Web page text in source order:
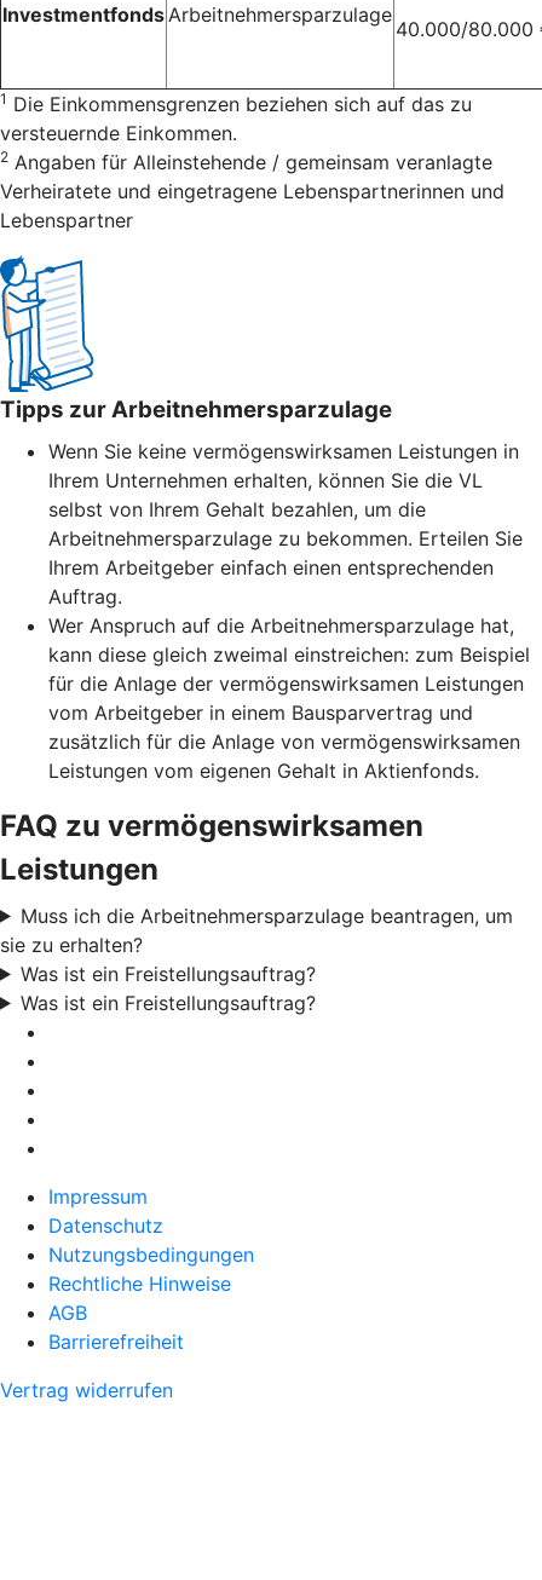
Investmentfonds Arbeitnehmersparzulage
40.000/80.000
1 Die Einkommensgrenzen beziehen sich auf das zu
versteuernde Einkommen.
2 Angaben für Alleinstehende / gemeinsam veranlagte
Verheiratete und eingetragene Lebenspartnerinnen und
Lebenspartner
Tipps zur Arbeitnehmersparzulage
Wenn Sie keine vermögenswirksamen Leistungen in
Ihrem Unternehmen erhalten, können Sie die VL
selbst von Ihrem Gehalt bezahlen, um die
Arbeitnehmersparzulage zu bekommen. Erteilen Sie
Ihrem Arbeitgeber einfach einen entsprechenden
Auftrag.
Wer Anspruch auf die Arbeitnehmersparzulage hat,
kann diese gleich zweimal einstreichen: zum Beispiel
für die Anlage der vermögenswirksamen Leistungen
vom Arbeitgeber in einem Bausparvertrag und
zusätzlich für die Anlage von vermögenswirksamen
Leistungen vom eigenen Gehalt in Aktienfonds.
FAQ zu vermögenswirksamen
Leistungen
Muss ich die Arbeitnehmersparzulage beantragen, um
sie zu erhalten?
Was ist ein Freistellungsauftrag?
Was ist ein Freistellungsauftrag?
Impressum
Datenschutz
Nutzungsbedingungen
Rechtliche Hinweise
AGB
Barrierefreiheit
Vertrag widerrufen